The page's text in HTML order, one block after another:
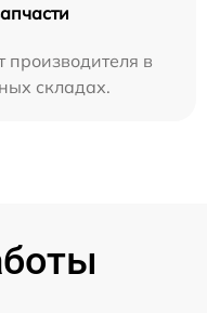
производителя в
складах.